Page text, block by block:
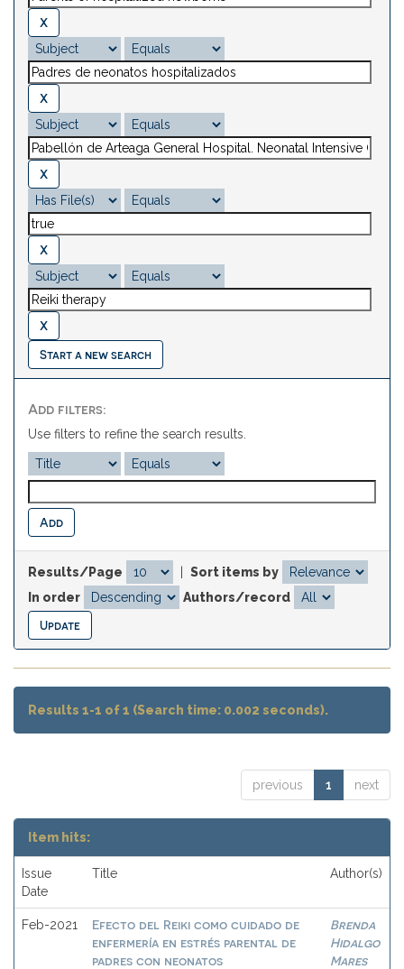
Start a new search
Add filters:
Use filters to refine the search results.
Results/Page
Sort items by
In order
Authors/record
Results 1-1 of 1 (Search time: 0.002 seconds).
previous 1 next
Item hits:
Issue
Date
Title Author(s)
Feb-2021
Efecto del Reiki como cuidado de
enfermería en estrés parental de
padres con neonatos
Brenda
Hidalgo
Mares